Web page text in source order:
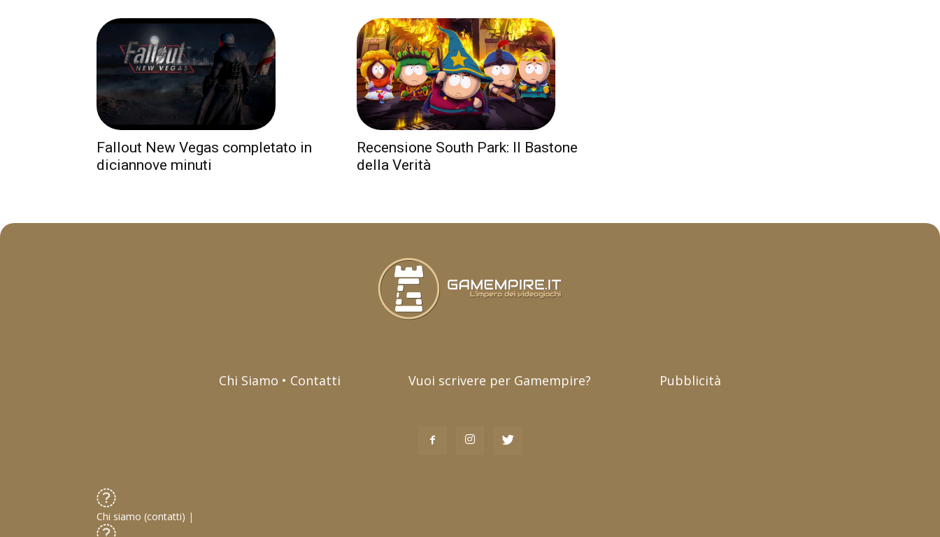
Fallout New Vegas completato in
diciannove minuti
Recensione South Park: Il Bastone
della Verità
Chi Siamo • Contatti Vuoi scrivere per Gamempire? Pubblicità
Chi siamo (contatti) |